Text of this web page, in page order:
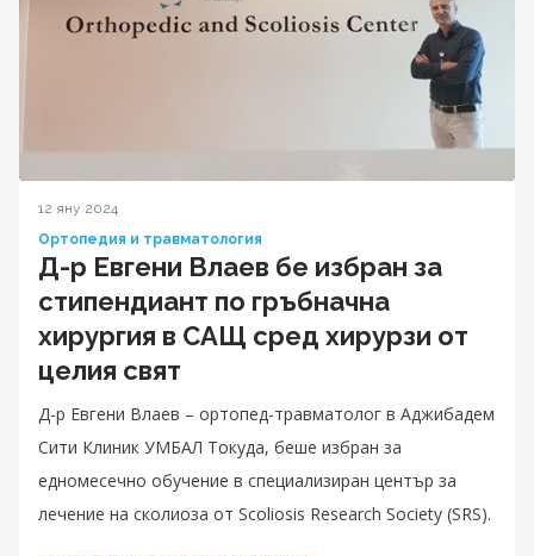
12 яну 2024
Ортопедия и травматология
Д-р Евгени Влаев бе избран за
стипендиант по гръбначна
хирургия в САЩ сред хирурзи от
целия свят
Д-р Евгени Влаев – ортопед-травматолог в Аджибадем
Сити Клиник УМБАЛ Токуда, беше избран за
едномесечно обучение в специализиран център за
лечение на сколиоза от Scoliosis Research Society (SRS).